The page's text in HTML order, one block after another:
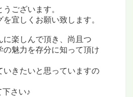
ございます。
宜しくお願い致します。
に楽しんで頂き、尚且つ
の魅力を存分に知って頂け
いきたいと思っていますの
下さい♪